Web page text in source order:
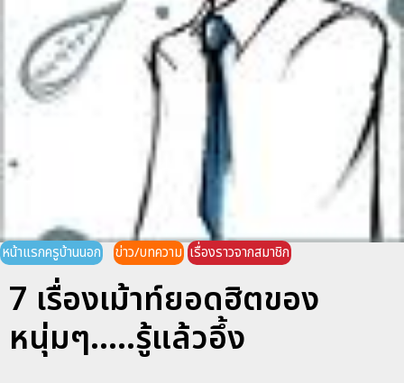
หน้าแรกครูบ้านนอก ข่าว/บทความ เรื่องราวจากสมาชิก
7 เรื่องเม้าท์ยอดฮิตของ
หนุ่มๆ.....รู้แล้วอึ้ง